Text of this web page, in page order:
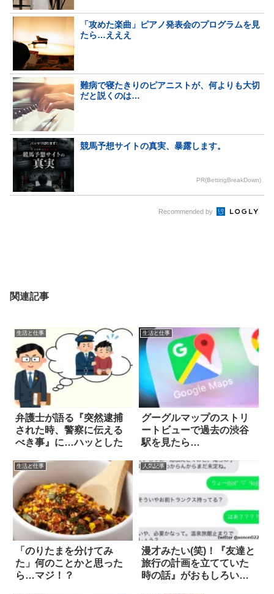
「攻めた楽曲」ピアノ発表会のプログラムを見
たら…えええ
難病で寝たきりのピアニストが、何よりも大切
だと説くのは…
競馬予想サイトの真実、暴露します。
PR(BettingBreakDown)
Recommended by
関連記事
生活と仕事
弁護士が語る『突然逮捕
された時、警察に伝える
べき事』に…ハッとした
生活と仕事
グーグルマップのストリ
ートビューで過去の渋谷
駅を見たら…
生活と仕事
「のりたまを分けてみ
た」何のことかと思った
ら…マジ！？
人気記事
漫才みたい(笑)！『友達と
旅行の計画を立てていた
時の話』がおもしろいと